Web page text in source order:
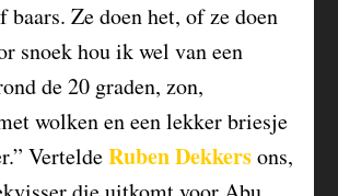
baars. Ze doen het, of ze doen
snoek hou ik wel van een
de 20 graden, zon,
wolken en een lekker briesje
VerteldeRuben Dekkersons,